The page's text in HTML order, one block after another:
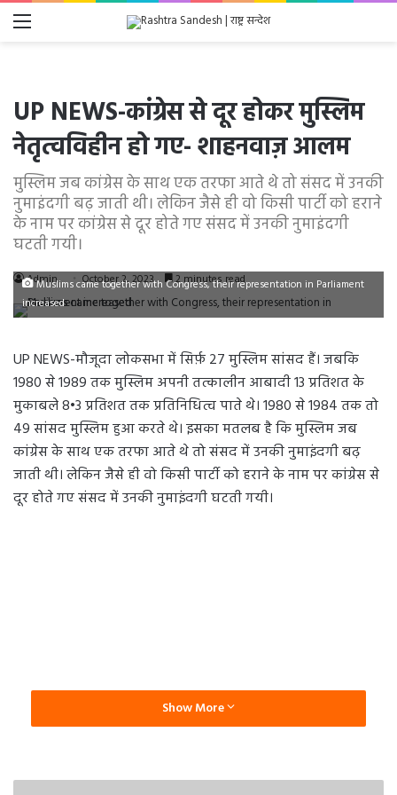
Menu
UP NEWS-कांग्रेस से दूर होकर मुस्लिम
नेतृत्वविहीन हो गए- शाहनवाज़ आलम
मुस्लिम जब कांग्रेस के साथ एक तरफा आते थे तो संसद में उनकी
नुमाइंदगी बढ़ जाती थी। लेकिन जैसे ही वो किसी पार्टी को हराने
के नाम पर कांग्रेस से दूर होते गए संसद में उनकी नुमाइंदगी
घटती गयी।
Admin October 2, 2023 2 minutes read
Muslims came together with Congress, their representation in Parliament
increased
UP NEWS-मौजूदा लोकसभा में सिर्फ़ 27 मुस्लिम सांसद हैं। जबकि
1980 से 1989 तक मुस्लिम अपनी तत्कालीन आबादी 13 प्रतिशत के
मुकाबले 8•3 प्रतिशत तक प्रतिनिधित्व पाते थे। 1980 से 1984 तक तो
49 सांसद मुस्लिम हुआ करते थे। इसका मतलब है कि मुस्लिम जब
कांग्रेस के साथ एक तरफा आते थे तो संसद में उनकी नुमाइंदगी बढ़
जाती थी। लेकिन जैसे ही वो किसी पार्टी को हराने के नाम पर कांग्रेस से
दूर होते गए संसद में उनकी नुमाइंदगी घटती गयी।
Show More